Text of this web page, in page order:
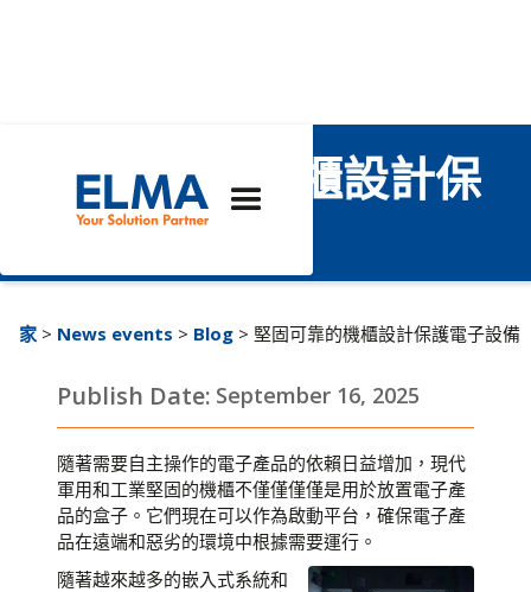
堅固可靠的機櫃設計保
護電子設備
家 > News events > Blog > 堅固可靠的機櫃設計保護電子設備
Publish Date: September 16, 2025
隨著需要自主操作的電子產品的依賴日益增加，現代
軍用和工業堅固的機櫃不僅僅僅僅是用於放置電子產
品的盒子。它們現在可以作為啟動平台，確保電子產
品在遠端和惡劣的環境中根據需要運行。
隨著越來越多的嵌入式系統和